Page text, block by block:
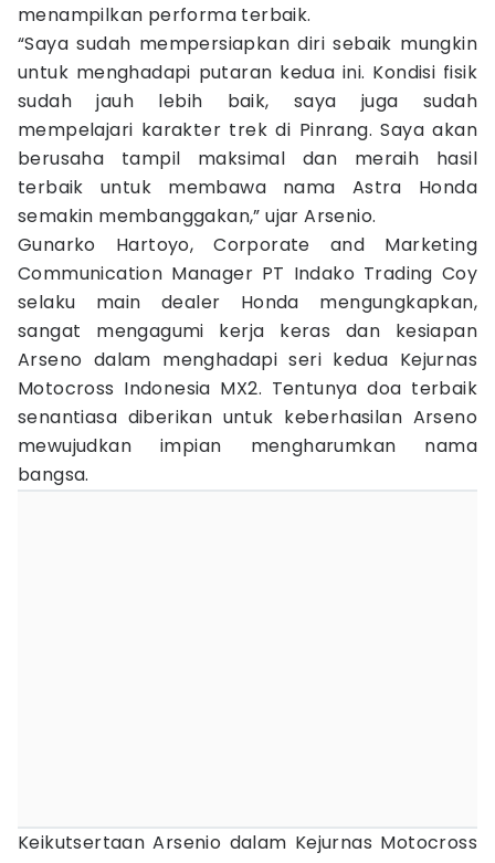
menampilkan performa terbaik.
“Saya sudah mempersiapkan diri sebaik mungkin
untuk menghadapi putaran kedua ini. Kondisi fisik
sudah jauh lebih baik, saya juga sudah
mempelajari karakter trek di Pinrang. Saya akan
berusaha tampil maksimal dan meraih hasil
terbaik untuk membawa nama Astra Honda
semakin membanggakan,” ujar Arsenio.
Gunarko Hartoyo, Corporate and Marketing
Communication Manager PT Indako Trading Coy
selaku main dealer Honda mengungkapkan,
sangat mengagumi kerja keras dan kesiapan
Arseno dalam menghadapi seri kedua Kejurnas
Motocross Indonesia MX2. Tentunya doa terbaik
senantiasa diberikan untuk keberhasilan Arseno
mewujudkan impian mengharumkan nama
bangsa.
Keikutsertaan Arsenio dalam Kejurnas Motocross